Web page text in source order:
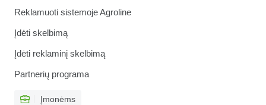
Reklamuoti sistemoje Agroline
Įdėti skelbimą
Įdėti reklaminį skelbimą
Partnerių programa
Įmonėms